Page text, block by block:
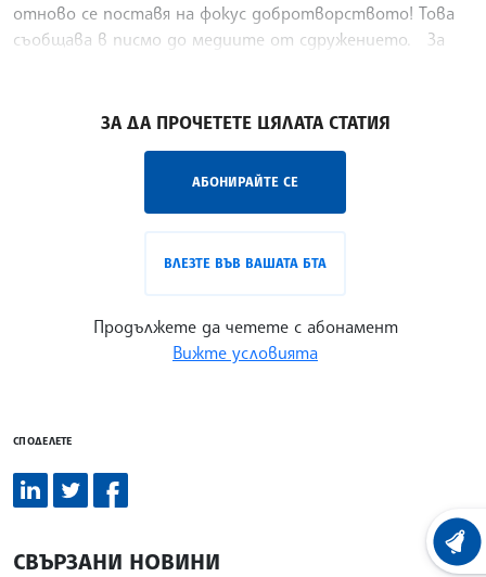
отново се поставя на фокус добротворството! Това
съобщава в писмо до медиите от сдружението. За
ЗА ДА ПРОЧЕТЕТЕ ЦЯЛАТА СТАТИЯ
АБОНИРАЙТЕ СЕ
ВЛЕЗТЕ ВЪВ ВАШАТА БТА
Продължете да четете с абонамент
Вижте условията
СПОДЕЛЕТЕ
СВЪРЗАНИ НОВИНИ